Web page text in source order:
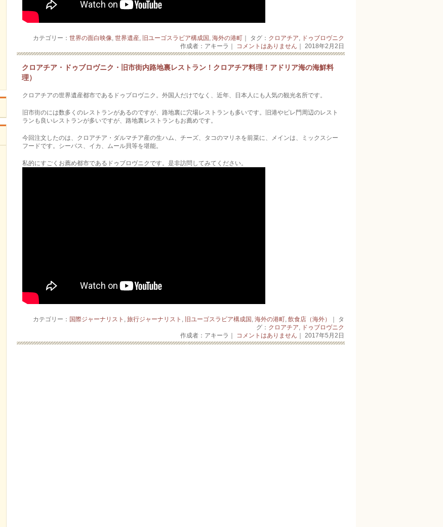
カテゴリー： 世界の面白映像 世界遺産, 旧ユーゴスラビア構成国 海外の港町｜ タグ： クロアチア
ドゥブロヴニク
作成者：アキーラ｜
コメントはありません ｜ 2018年2月2日
クロアチア・ドゥブロヴニク・旧市街内路地裏レストラン！クロアチア料理！アドリア海の海鮮料
理）
クロアチアの世界遺産都市であるドゥブロヴニク。外国人だけでなく、近年、日本人にも人気の観光名所です。
旧市街のには数多くのレストランがあるのですが、路地裏に穴場レストランも多いです。旧港やピレ門周辺のレスト
ランも良いレストランが多いですが、路地裏レストランもお薦めです。
今回注文したのは、クロアチア・ダルマチア産の生ハム、チーズ、タコのマリネを前菜に、メインは、ミックスシー
フードです。シーバス、イカ、ムール貝等を堪能。
私的にすごくお薦め都市であるドゥブロヴニクです。是非訪問してみてください。
カテゴリー： 国際ジャーナリスト 旅行ジャーナリスト 旧ユーゴスラビア構成国 海外の港町, 飲食店（海外）
｜ タ
グ： クロアチア
ドゥブロヴニク
作成者：アキーラ｜
コメントはありません ｜ 2017年5月2日